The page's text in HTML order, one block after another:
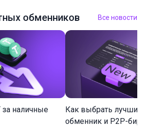
обменников Все новости
за наличные
Как выбрать лучший
обменник и P2P-